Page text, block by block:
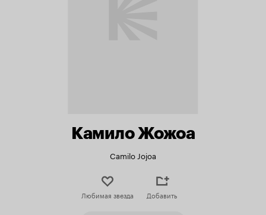
Камило Жожоа
Camilo Jojoa
Любимая звезда Добавить